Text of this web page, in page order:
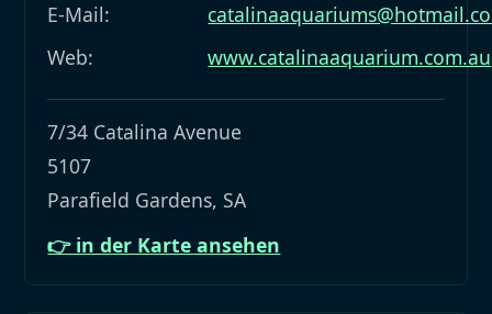
E-Mail:
Web:
www.catalinaaquarium.com.au
7/34 Catalina Avenue
5107
Parafield Gardens, SA
👉 in der Karte ansehen